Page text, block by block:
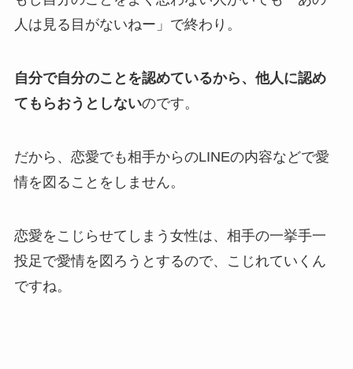
人は見る目がないねー」で終わり。
自分で自分のことを認めているから、他人に認め
てもらおうとしないのです。
だから、恋愛でも相手からのLINEの内容などで愛
情を図ることをしません。
恋愛をこじらせてしまう女性は、相手の一挙手一
投足で愛情を図ろうとするので、こじれていくん
ですね。